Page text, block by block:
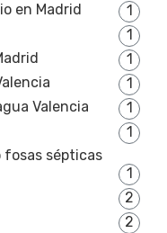
en Madrid
1
1
1
1
Valencia
1
1
fosas sépticas
1
2
2